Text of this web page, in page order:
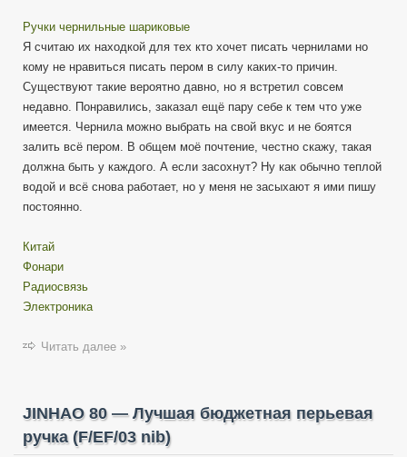
Ручки чернильные шариковые
Я считаю их находкой для тех кто хочет писать чернилами но
кому не нравиться писать пером в силу каких-то причин.
Существуют такие вероятно давно, но я встретил совсем
недавно. Понравились, заказал ещё пару себе к тем что уже
имеется. Чернила можно выбрать на свой вкус и не боятся
залить всё пером. В общем моё почтение, честно скажу, такая
должна быть у каждого. А если засохнут? Ну как обычно теплой
водой и всё снова работает, но у меня не засыхают я ими пишу
постоянно.
Китай
Фонари
Радиосвязь
Электроника
Читать далее »
JINHAO 80 — Лучшая бюджетная перьевая
ручка (F/EF/03 nib)